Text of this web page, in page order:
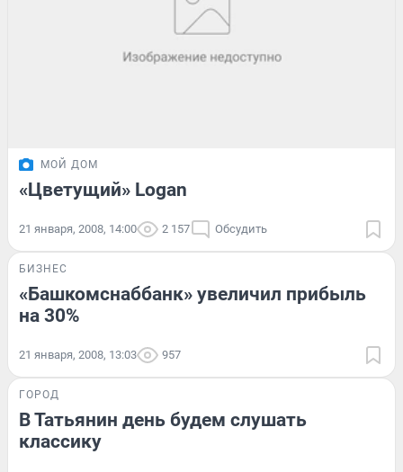
МОЙ ДОМ
«Цветущий» Logan
21 января, 2008, 14:00 2 157 Обсудить
БИЗНЕС
«Башкомснаббанк» увеличил прибыль
на 30%
21 января, 2008, 13:03 957
ГОРОД
В Татьянин день будем слушать
классику